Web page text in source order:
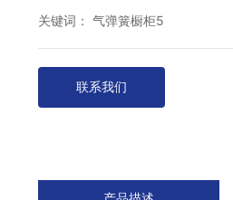
关键词： 气弹簧橱柜5
联系我们